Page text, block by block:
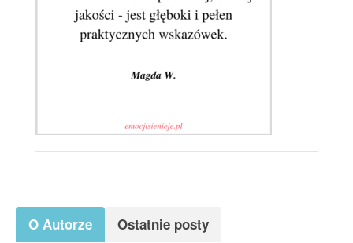
O Autorze Ostatnie posty